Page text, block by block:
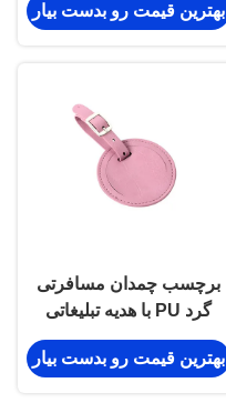
تبلیغاتی Hot Stamping
بهترین قیمت رو بدست بیار
برچسب چمدان مسافرتی
گرد PU با هدیه تبلیغاتی
بند سگک دار
بهترین قیمت رو بدست بیار